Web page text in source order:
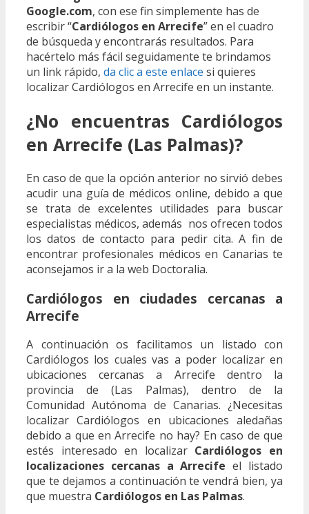
Google.com, con ese fin simplemente has de
escribir “Cardiólogos en Arrecife” en el cuadro
de búsqueda y encontrarás resultados. Para
hacértelo más fácil seguidamente te brindamos
un link rápido, da clic a este enlace si quieres
localizar Cardiólogos en Arrecife en un instante.
¿No encuentras Cardiólogos
en Arrecife (Las Palmas)?
En caso de que la opción anterior no sirvió debes
acudir una guía de médicos online, debido a que
se trata de excelentes utilidades para buscar
especialistas médicos, además nos ofrecen todos
los datos de contacto para pedir cita. A fin de
encontrar profesionales médicos en Canarias te
aconsejamos ir a la web Doctoralia.
Cardiólogos en ciudades cercanas a
Arrecife
A continuación os facilitamos un listado con
Cardiólogos los cuales vas a poder localizar en
ubicaciones cercanas a Arrecife dentro la
provincia de (Las Palmas), dentro de la
Comunidad Autónoma de Canarias. ¿Necesitas
localizar Cardiólogos en ubicaciones aledañas
debido a que en Arrecife no hay? En caso de que
estés interesado en localizar Cardiólogos en
localizaciones cercanas a Arrecife el listado
que te dejamos a continuación te vendrá bien, ya
que muestra Cardiólogos en Las Palmas.